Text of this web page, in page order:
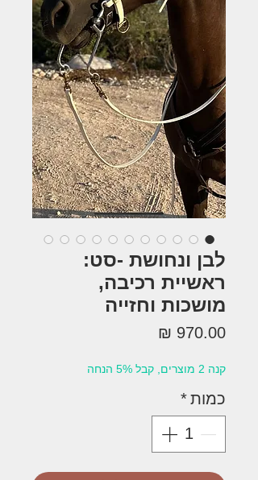
לבן ונחושת -סט:
ראשיית רכיבה,
מושכות וחזייה
קנה 2 מוצרים, קבל 5% הנחה
כמות*